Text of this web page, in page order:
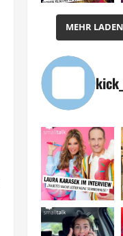
MEHR LADEN